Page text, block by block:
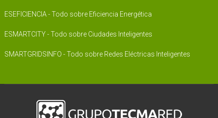
ESEFICIENCIA - Todo sobre Eficiencia Energética
ESMARTCITY - Todo sobre Ciudades Inteligentes
SMARTGRIDSINFO - Todo sobre Redes Eléctricas Inteligentes